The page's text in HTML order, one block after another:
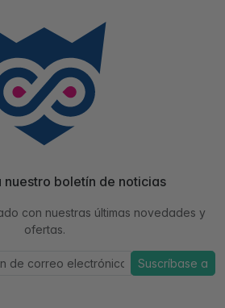
nuestro boletín de noticias
con nuestras últimas novedades y
ofertas.
Suscríbase a